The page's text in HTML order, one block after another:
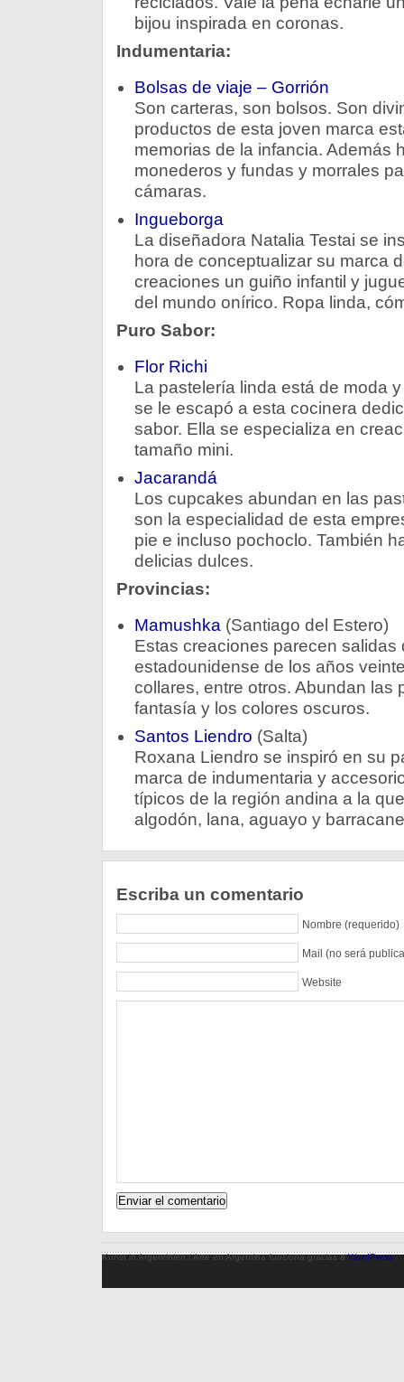
bijou inspirada en coronas.
Indumentaria:
Bolsas de viaje – Gorrión
Son carteras, son bolsos. Son
productos de esta joven marca
memorias de la infancia. Además
monederos y fundas y morrales
cámaras.
Ingueborga
La diseñadora Natalia Testai se
hora de conceptualizar su marca
creaciones un guiño infantil y
del mundo onírico. Ropa linda,
Puro Sabor:
Flor Richi
La pastelería linda está de moda
se le escapó a esta cocinera
sabor. Ella se especializa en
tamaño mini.
Jacarandá
Los cupcakes abundan en las
son la especialidad de esta
pie e incluso pochoclo. También
delicias dulces.
Provincias:
Mamushka (Santiago del Estero)
Estas creaciones parecen salidas
estadounidense de los años
collares, entre otros. Abundan las
fantasía y los colores oscuros.
Santos Liendro (Salta)
Roxana Liendro se inspiró en su
marca de indumentaria y
típicos de la región andina a la
algodón, lana, aguayo y
Escriba un comentario
Nombre (requerido)
Mail (no será
Website
Kunst in Argentinien / Arte en Argentina funciona gracias aWordPress